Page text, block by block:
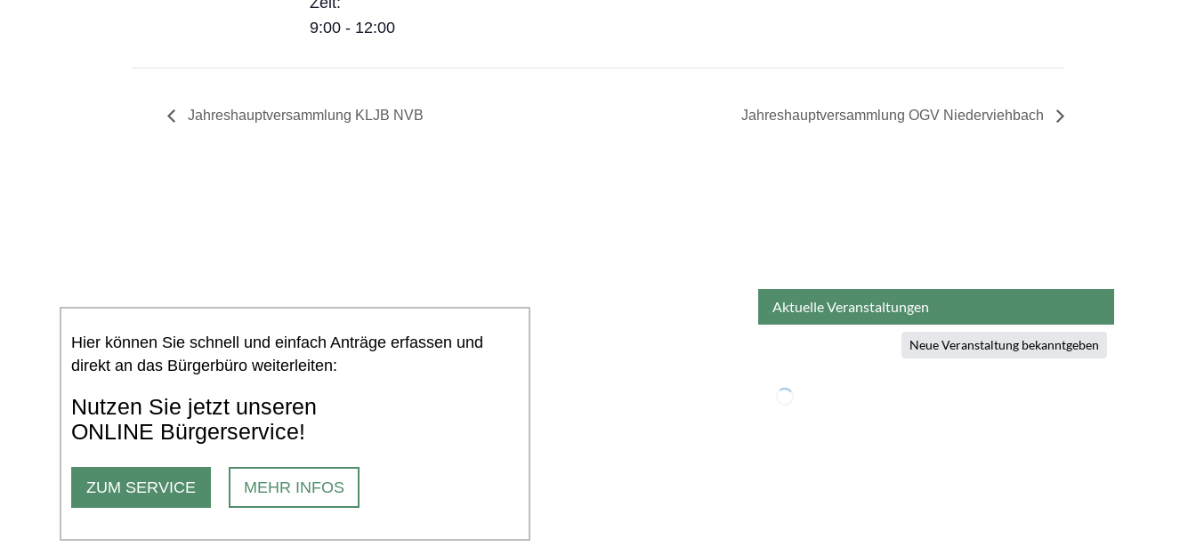
9:00 - 12:00
Jahreshauptversammlung KLJB NVB Jahreshauptversammlung OGV Niederviehbach
Hier können Sie schnell und einfach Anträge erfassen und
direkt an das Bürgerbüro weiterleiten:
Nutzen Sie jetzt unseren
ONLINE Bürgerservice!
ZUM SERVICE MEHR INFOS